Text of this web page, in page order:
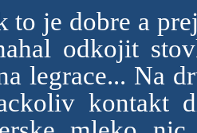
to je dobre a
odkojit
legrace... Na
kontakt